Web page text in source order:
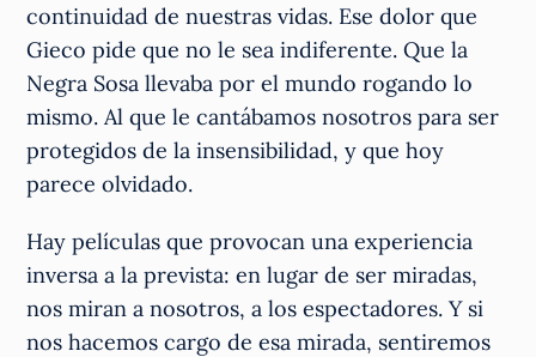
continuidad de nuestras vidas. Ese dolor que
Gieco pide que no le sea indiferente. Que la
Negra Sosa llevaba por el mundo rogando lo
mismo. Al que le cantábamos nosotros para ser
protegidos de la insensibilidad, y que hoy
parece olvidado.
Hay películas que provocan una experiencia
inversa a la prevista: en lugar de ser miradas,
nos miran a nosotros, a los espectadores. Y si
nos hacemos cargo de esa mirada, sentiremos